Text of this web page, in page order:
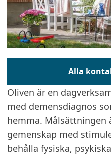
Alla
Oliven är en
med demensdiagnos
hemma. Målsättningen
gemenskap med
behålla fysiska,